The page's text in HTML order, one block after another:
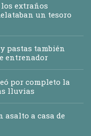
extraños
un tesoro
pastas también
entrenador
por completo la
lluvias
a casa de